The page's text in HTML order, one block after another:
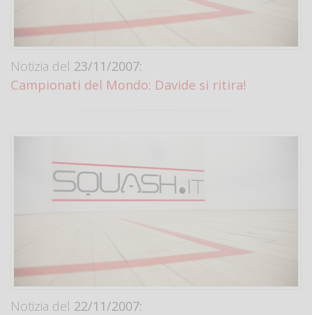
Notizia del 23/11/2007:
Campionati del Mondo: Davide si ritira!
Notizia del 22/11/2007: